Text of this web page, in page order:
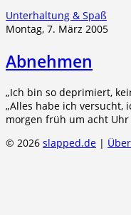
Unterhaltung & Spaß
Montag, 7. März 2005
Abnehmen
„Ich bin so deprimiert,
„Alles habe ich versucht,
morgen früh um acht
© 2026 slapped.de |